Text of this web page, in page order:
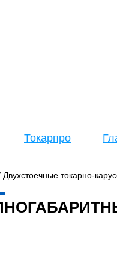
Токарпро
Двухстоечные токарно-